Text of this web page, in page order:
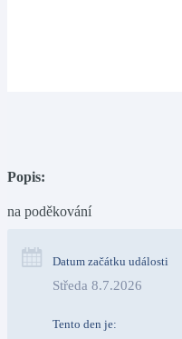
Popis:
na poděkování
Datum začátku události
Středa 8.7.2026
Tento den je: